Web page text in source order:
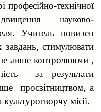
професійно-технічної
науково-
Учитель повинен
завдань, стимулювати
не лише контролюючи ,
за результати
просвітництвом, а
місії.